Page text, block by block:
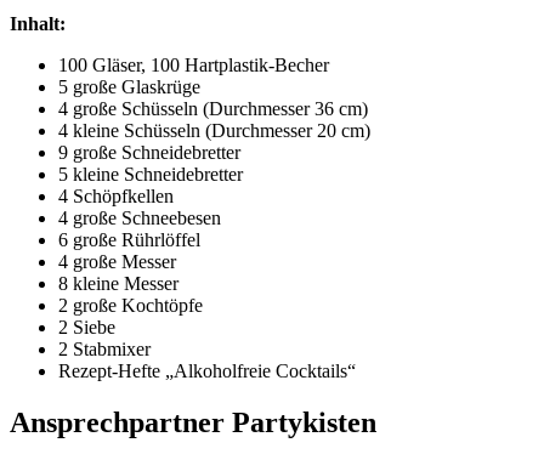
Inhalt:
100 Gläser, 100 Hartplastik-Becher
5 große Glaskrüge
4 große Schüsseln (Durchmesser 36 cm)
4 kleine Schüsseln (Durchmesser 20 cm)
9 große Schneidebretter
5 kleine Schneidebretter
4 Schöpfkellen
4 große Schneebesen
6 große Rührlöffel
4 große Messer
8 kleine Messer
2 große Kochtöpfe
2 Siebe
2 Stabmixer
Rezept-Hefte „Alkoholfreie Cocktails“
Ansprechpartner Partykisten